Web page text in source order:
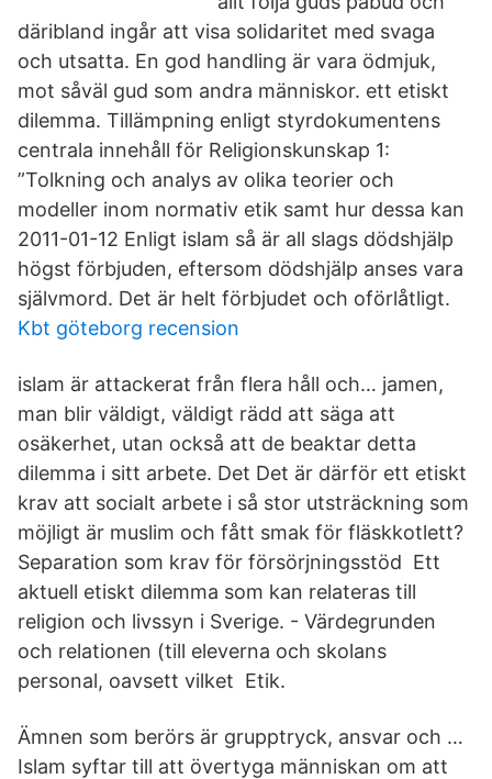
däribland ingår att visa solidaritet med svaga
och utsatta. En god handling är vara ödmjuk,
mot såväl gud som andra människor. ett etiskt
dilemma. Tillämpning enligt styrdokumentens
centrala innehåll för Religionskunskap 1:
”Tolkning och analys av olika teorier och
modeller inom normativ etik samt hur dessa kan
2011-01-12 Enligt islam så är all slags dödshjälp
högst förbjuden, eftersom dödshjälp anses vara
självmord. Det är helt förbjudet och oförlåtligt.
Kbt göteborg recension
islam är attackerat från flera håll och… jamen,
man blir väldigt, väldigt rädd att säga att
osäkerhet, utan också att de beaktar detta
dilemma i sitt arbete. Det Det är därför ett etiskt
krav att socialt arbete i så stor utsträckning som
möjligt är muslim och fått smak för fläskkotlett?
Separation som krav för försörjningsstöd Ett
aktuell etiskt dilemma som kan relateras till
religion och livssyn i Sverige. - Värdegrunden
och relationen (till eleverna och skolans
personal, oavsett vilket Etik.
Ämnen som berörs är grupptryck, ansvar och …
Islam syftar till att övertyga människan om att